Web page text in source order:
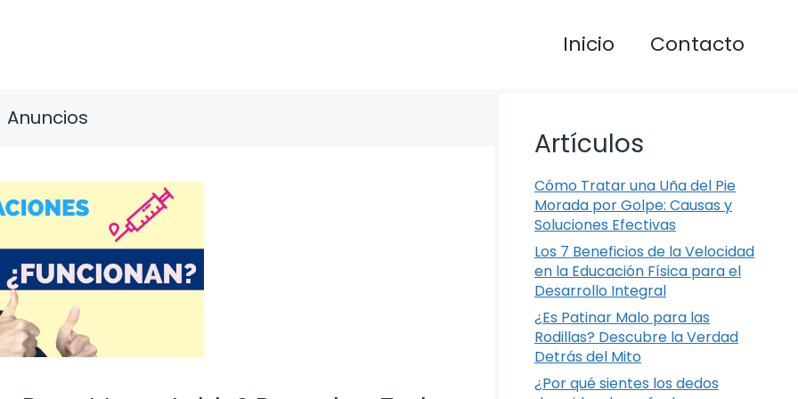
Inicio Contacto
Anuncios
Artículos
Cómo Tratar una Uña del Pie
Morada por Golpe: Causas y
Soluciones Efectivas
Los 7 Beneficios de la Velocidad
en la Educación Física para el
Desarrollo Integral
¿Es Patinar Malo para las
Rodillas? Descubre la Verdad
Detrás del Mito
¿Por qué sientes los dedos